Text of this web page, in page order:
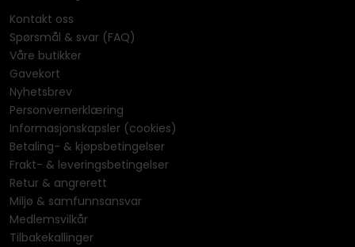
Kontakt oss
Spørsmål & svar (FAQ)
Våre butikker
Gavekort
Nyhetsbrev
Personvernerklæring
Informasjonskapsler (cookies)
Betaling- & kjøpsbetingelser
Frakt- & leveringsbetingelser
Retur & angrerett
Miljø & samfunnsansvar
Medlemsvilkår
Tilbakekallinger